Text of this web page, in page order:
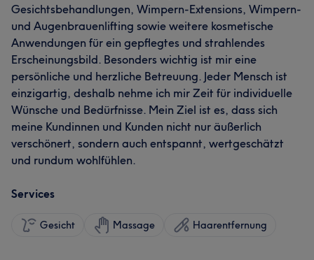
Gesichtsbehandlungen, Wimpern-Extensions, Wimpern-
und Augenbrauenlifting sowie weitere kosmetische
Anwendungen für ein gepflegtes und strahlendes
Erscheinungsbild. Besonders wichtig ist mir eine
persönliche und herzliche Betreuung. Jeder Mensch ist
einzigartig, deshalb nehme ich mir Zeit für individuelle
Wünsche und Bedürfnisse. Mein Ziel ist es, dass sich
meine Kundinnen und Kunden nicht nur äußerlich
verschönert, sondern auch entspannt, wertgeschätzt
und rundum wohlfühlen.
Services
Gesicht Massage Haarentfernung